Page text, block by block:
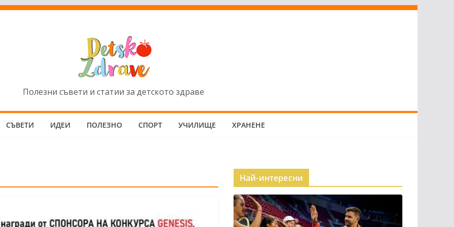
Полезни съвети и статии за детското здраве
СЪВЕТИ ИДЕИ ПОЛЕЗНО СПОРТ УЧИЛИЩЕ ХРАНЕНЕ
Най-интересни